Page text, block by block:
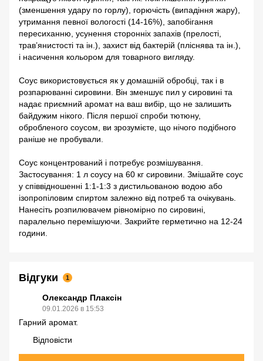
(зменшення удару по горлу), горючість (випадіння жару),
утримання певної вологості (14-16%), запобігання
пересиханню, усунення сторонніх запахів (прелості,
трав’янистості та ін.), захист від бактерій (пліснява та ін.),
і насичення кольором для товарного вигляду.
Соус використовується як у домашній обробці, так і в
розпарюванні сировини. Він зменшує пил у сировині та
надає приємний аромат на ваш вибір, що не залишить
байдужим нікого. Після першої спроби тютюну,
обробленого соусом, ви зрозумієте, що нічого подібного
раніше не пробували.
Соус концентрований і потребує розмішування.
Застосування: 1 л соусу на 60 кг сировини. Змішайте соус
у співвідношенні 1:1-1:3 з дистильованою водою або
ізопропіловим спиртом залежно від потреб та очікувань.
Нанесіть розпилювачем рівномірно по сировині,
паралельно перемішуючи. Закрийте герметично на 12-24
години.
Відгуки 1
Олександр Плаксін
09.01.2026 в 15:53
Гарний аромат.
Відповісти